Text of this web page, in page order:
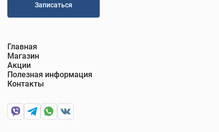
Записаться
Главная
Магазин
Акции
Полезная информация
Контакты